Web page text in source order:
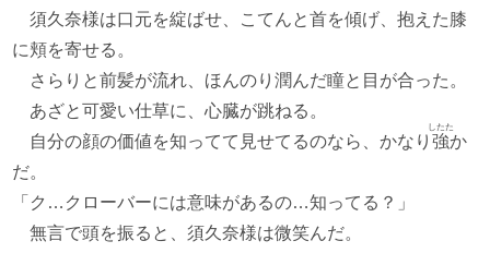
須久奈様は口元を綻ばせ、こてんと首を傾げ、抱えた膝
に頬を寄せる。
さらりと前髪が流れ、ほんのり潤んだ瞳と目が合った。
あざと可愛い仕草に、心臓が跳ねる。
自分の顔の価値を知ってて見せてるのなら、かなり強
したた
か
だ。
「ク…クローバーには意味があるの…知ってる？」
無言で頭を振ると、須久奈様は微笑んだ。